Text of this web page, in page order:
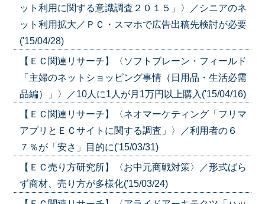
ット利用に関する意識調査２０１５」〉／シニアのネ
ット利用拡大／ＰＣ・スマホで広告出稿先検討が必要
('15/04/28)
【ＥＣ関連リサーチ】〈ソフトブレーン・フィールド
「主婦のネットショッピング事情（日用品・生活必需
品編）」〉／10人に1人が月1万円以上購入('15/04/16)
【ＥＣ関連リサーチ】〈ネオマーケティング「フリマ
アプリとＥＣサイトに関する調査」〉／利用者の６
７％が「安さ」目的に('15/03/31)
【ＥＣ売り方研究所】〈お中元商戦対策〉／形式ばら
ず商材、売り方が多様化('15/03/24)